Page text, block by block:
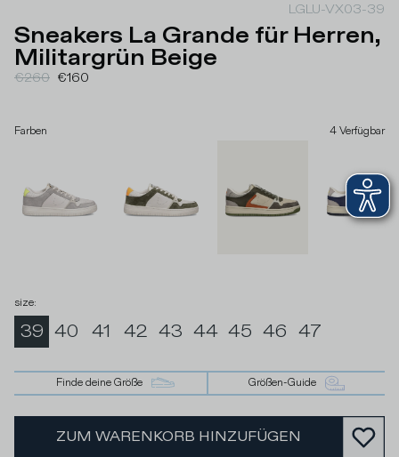
LGLU-VX03-39
Sneakers La Grande für Herren,
Militargrün Beige
€260 €160
Farben 4 Verfügbar
size:
39 40 41 42 43 44 45 46 47
Finde deine Größe Größen-Guide
ZUM WARENKORB HINZUFÜGEN